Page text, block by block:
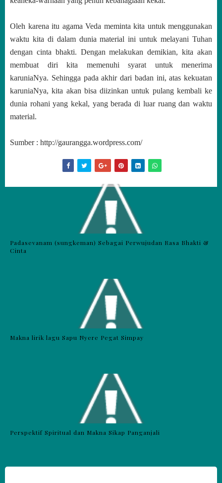
Oleh karena itu agama Veda meminta kita untuk menggunakan
waktu kita di dalam dunia material ini untuk melayani Tuhan
dengan cinta bhakti. Dengan melakukan demikian, kita akan
membuat diri kita memenuhi syarat untuk menerima
karuniaNya. Sehingga pada akhir dari badan ini, atas kekuatan
karuniaNya, kita akan bisa diizinkan untuk pulang kembali ke
dunia rohani yang kekal, yang berada di luar ruang dan waktu
material.
Sumber : http://gaurangga.wordpress.com/
Padasevanam (sungkeman) Sebagai Perwujudan Rasa Bhakti &
Cinta
Makna lirik lagu Sapu Nyere Pegat Simpay
Perspektif Spiritual dan Makna Sikap Panganjali